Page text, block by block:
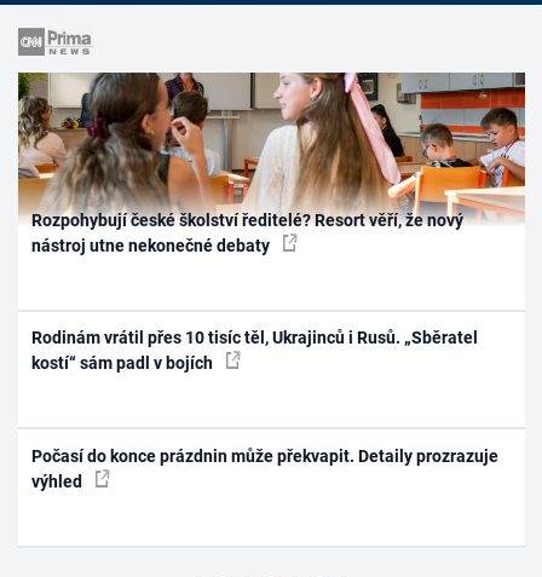
Rozpohybují české školství ředitelé? Resort věří, že nový
nástroj utne nekonečné debaty
Rodinám vrátil přes 10 tisíc těl, Ukrajinců i Rusů. „Sběratel
kostí“ sám padl v bojích
Počasí do konce prázdnin může překvapit. Detaily prozrazuje
výhled